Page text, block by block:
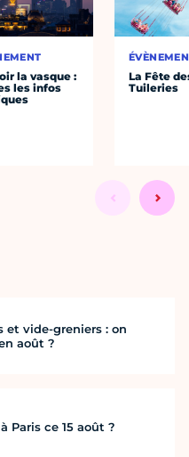
la vasque :
les infos
La Fête
Tuileries
et vide-greniers : on
août ?
Paris ce 15 août ?